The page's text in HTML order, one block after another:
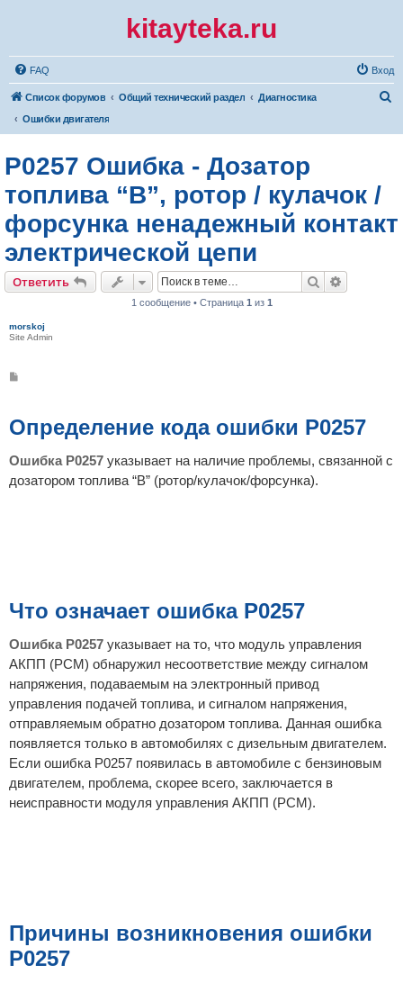
kitayteka.ru
FAQ Вход
Список форумов Общий технический раздел
Диагностика
Ошибки двигателя
P0257 Ошибка - Дозатор
топлива “B”, ротор / кулачок /
форсунка ненадежный контакт
электрической цепи
Ответить Поиск
1 сообщение • Страница 1 из 1
morskoj
Site Admin
щ
е
е
Определение кода ошибки P0257
Ошибка P0257 указывает на наличие проблемы, связанной с
дозатором топлива “B” (ротор/кулачок/форсунка).
Что означает ошибка P0257
Ошибка P0257 указывает на то, что модуль управления
АКПП (PCM) обнаружил несоответствие между сигналом
напряжения, подаваемым на электронный привод
управления подачей топлива, и сигналом напряжения,
отправляемым обратно дозатором топлива. Данная ошибка
появляется только в автомобилях с дизельным двигателем.
Если ошибка P0257 появилась в автомобиле с бензиновым
двигателем, проблема, скорее всего, заключается в
неисправности модуля управления АКПП (PCM).
Причины возникновения ошибки
P0257